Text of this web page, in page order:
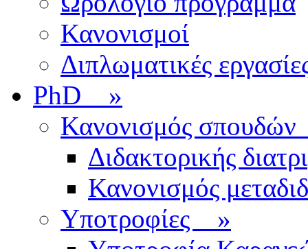
Κανονισμοί
Διπλωματικές
PhD »
Κανονισμός
Διδακτορικής
Κανονισμός
Υποτροφίες »